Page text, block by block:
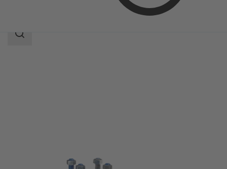
Rozsah